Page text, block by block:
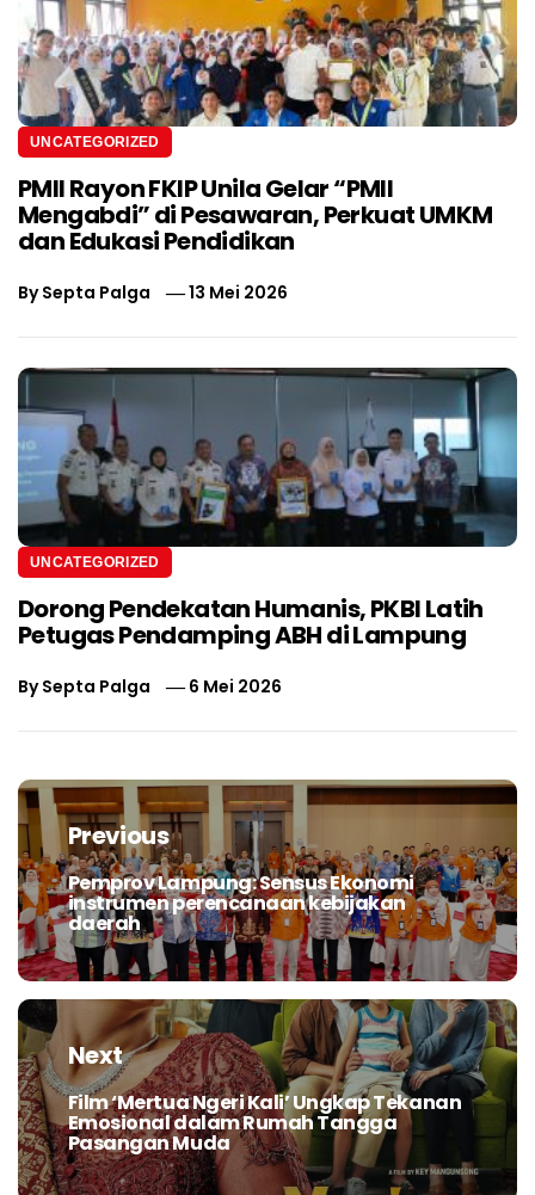
UNCATEGORIZED
PMII Rayon FKIP Unila Gelar “PMII
Mengabdi” di Pesawaran, Perkuat UMKM
dan Edukasi Pendidikan
BySepta Palga 13 Mei 2026
UNCATEGORIZED
Dorong Pendekatan Humanis, PKBI Latih
Petugas Pendamping ABH di Lampung
BySepta Palga 6 Mei 2026
Navigasi
posPrevious
Previous
post:
Pemprov Lampung: Sensus Ekonomi
instrumen perencanaan kebijakan
daerah
Next
Next
post:
Film ‘Mertua Ngeri Kali’ Ungkap Tekanan
Emosional dalam Rumah Tangga
Pasangan Muda